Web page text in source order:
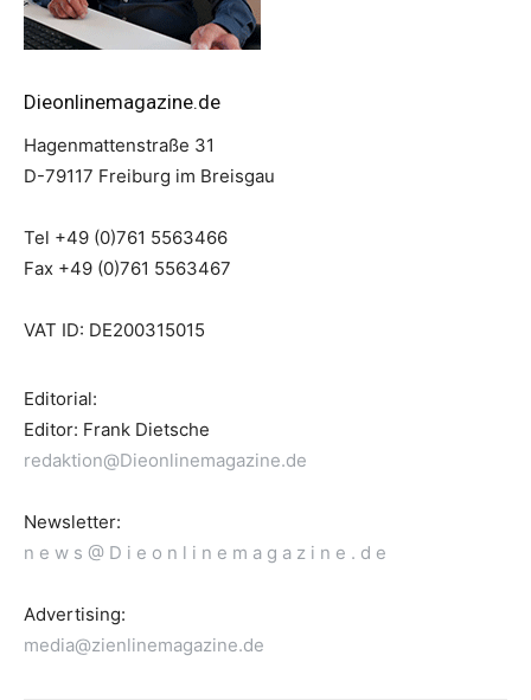
Dieonlinemagazine.de
Hagenmattenstraße 31
D-79117 Freiburg im Breisgau
Tel +49 (0)761 5563466
Fax +49 (0)761 5563467
VAT ID: DE200315015
Editorial:
Editor: Frank Dietsche
redaktion@Dieonlinemagazine.de
Newsletter:
n e w s @ D i e o n l i n e m a g a z i n e . d e
Advertising:
media@zienlinemagazine.de